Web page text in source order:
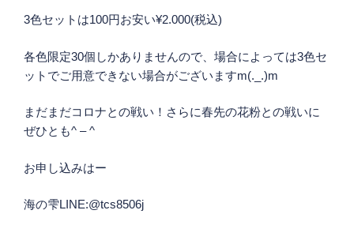
3色セットは100円お安い¥2.000(税込)
各色限定30個しかありませんので、場合によっては3色セ
ットでご用意できない場合がございますm(._.)m
まだまだコロナとの戦い！さらに春先の花粉との戦いに
ぜひとも^ – ^
お申し込みはー
海の雫LINE:@tcs8506j